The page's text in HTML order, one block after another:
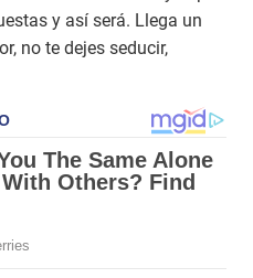
y así será. Llega un
no te dejes seducir,